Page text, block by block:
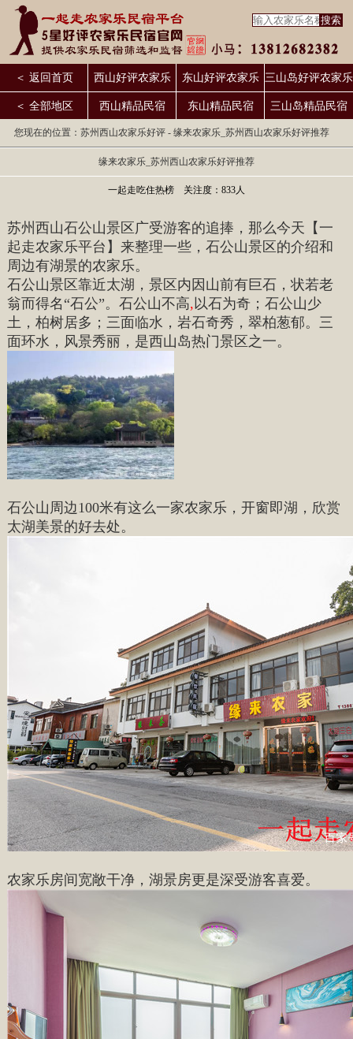
＜ 返回首页 西山好评农家乐 东山好评农家乐 三山岛好评农家乐
＜ 全部地区 西山精品民宿 东山精品民宿 三山岛精品民宿
您现在的位置： 苏州西山农家乐好评- 缘来农家乐_苏州西山农家乐好评推荐
缘来农家乐_苏州西山农家乐好评推荐
一起走吃住热榜 关注度：833人
苏州西山石公山景区广受游客的追捧，那么今天【一
起走农家乐平台】来整理一些，石公山景区的介绍和
周边有湖景的农家乐。
石公山景区靠近太湖，景区内因山前有巨石，状若老
翁而得名“石公”。石公山不高, 以石为奇；石公山少
土，柏树居多；三面临水，岩石奇秀，翠柏葱郁。三
面环水，风景秀丽，是西山岛热门景区之一。
石公山周边100米有这么一家农家乐，开窗即湖，欣赏
太湖美景的好去处。
农家乐房间宽敞干净，湖景房更是深受游客喜爱。